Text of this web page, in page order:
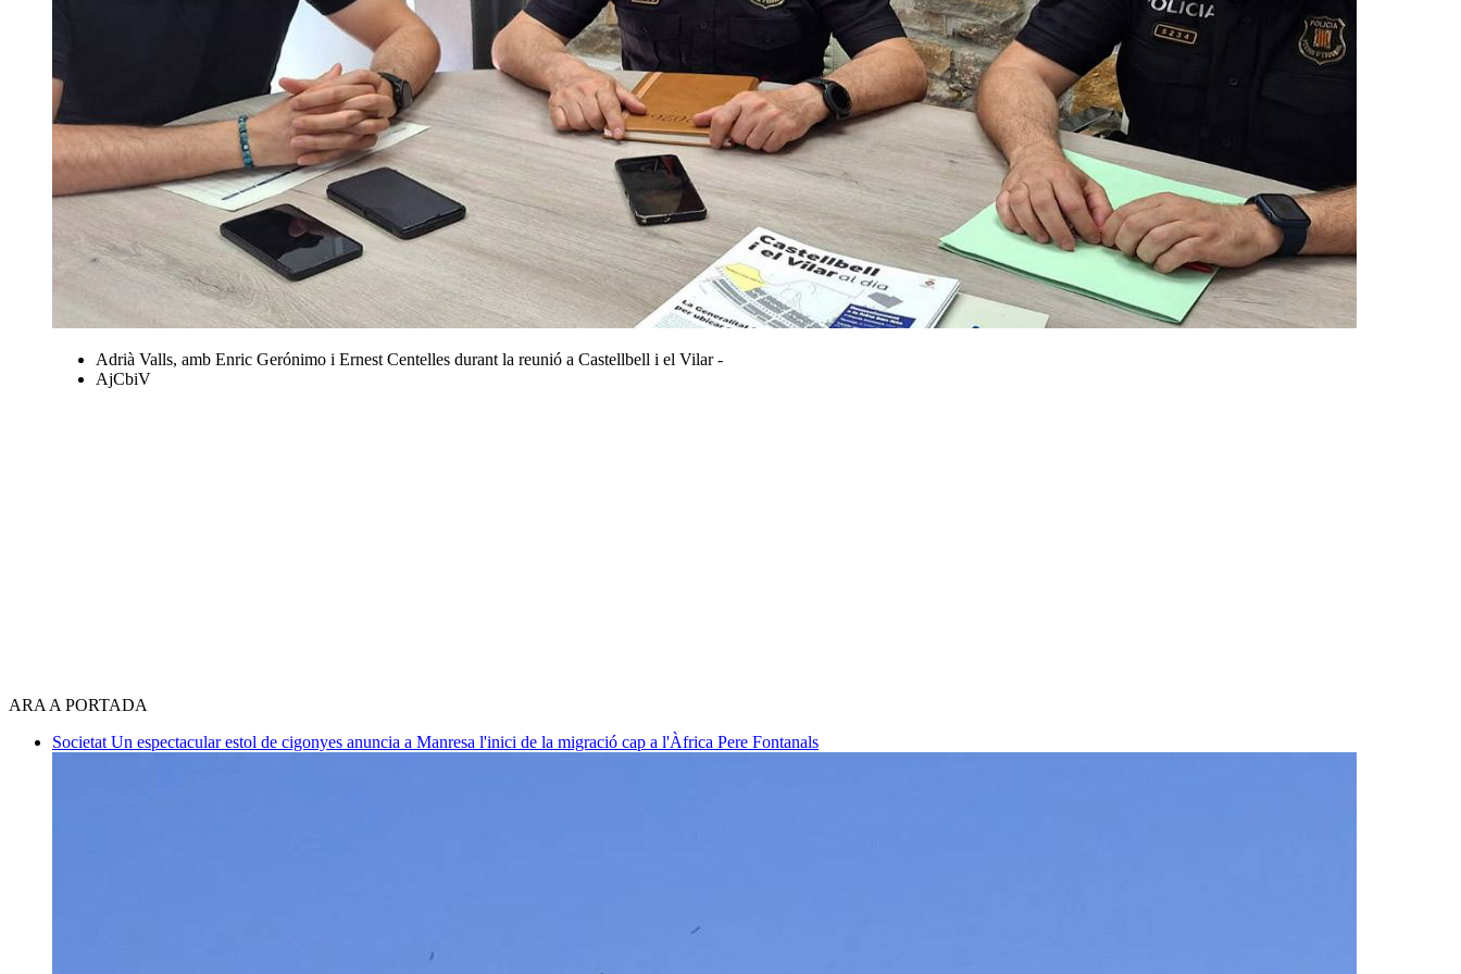
Adrià Valls, amb Enric Gerónimo i Ernest Centelles durant la reunió a Castellbell i el Vilar -
AjCbiV
ARA A PORTADA
Societat Un espectacular estol de cigonyes anuncia a Manresa l'inici de la migració cap a l'Àfrica Pere Fontanals